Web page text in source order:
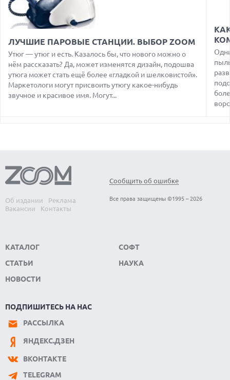
06.08.2026
MOOVE ПРИВЛЕКЛА $250 МЛН ЧТОБЫ СТАТЬ КЛЮЧЕВЫМ
ОПЕРАТОРОМ ИНДУСТРИИ РОБОТАКСИ
HUAWEI ПРЕДСТАВИЛА ПЛАНШЕТ MATEPAD PRO 2026
ТОЛЩИНОЙ 4,7 ММ И 12" OLED МАТРИЦЕЙ
06.08.2026
TROUVER ПРЕДСТАВИЛ НОВЫЕ ТЕХНОЛОГИИ ВЛАЖНОЙ
УБОРКИ И ЛИНЕЙКУ ТЕХНИКИ 2026 ГОДА
СПУТНИКОВОЙ СВЯЗЬЮ
06.08.2026
ФЕРМЕРЫ ИЗ КЕНТУККИ ОТВЕРГЛИ ПРЕДЛОЖЕНИЕ В 26
МИЛЛИОНОВ ДОЛЛАРОВ ЗА СТРОИТЕЛЬСТВО ЦОД
ЛУЧШИЕ ПАРОВЫЕ СТАНЦИИ. ВЫБОР ZOOM
Утюг — утюг и есть. Казалось бы, что нового можно о
нём рассказать? Да, может изменятся дизайн, подошва
утюга может стать ещё более «гладкой и шелковистой».
Маркетологи могут присвоить утюгу какое-нибудь
звучное и красивое имя. Могут...
Об издании
Реклама
Вакансии
Контакты
Сообщить об ошибке
Все права защищены ©1995 – 2026
КАТАЛОГ
СТАТЬИ
НОВОСТИ
СОФТ
НАУКА
ПОДПИШИТЕСЬ НА НАС
РАССЫЛКА
ЯНДЕКС.ДЗЕН
ВКОНТАКТЕ
TELEGRAM